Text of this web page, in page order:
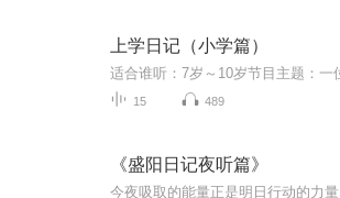
上学日记（小学篇）
15 489
《盛阳日记夜听篇》
今夜吸取的能量正是明日行动的力量